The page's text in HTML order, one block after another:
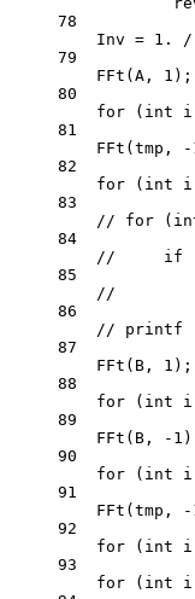
78
Inv = 1. /
79
FFt (A, 1 );
80
for ( int i
81
FFt (tmp, -
82
for ( int i
83
// for
84
//     if
85
//
86
// printf
87
FFt (B, 1 );
88
for ( int i
89
FFt (B, - 1
90
for ( int i
91
FFt (tmp, -
92
for ( int i
93
for ( int i